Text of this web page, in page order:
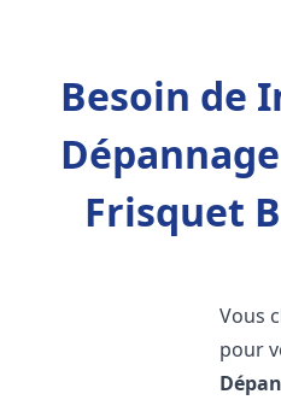
Besoin de
Frisquet
Vous
pour